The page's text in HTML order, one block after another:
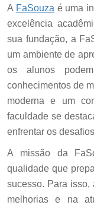
A FaSouza é uma
excelência
sua fundação, a
um ambiente de
os alunos
conhecimentos de
moderna e um
faculdade se
enfrentar os
A missão da
qualidade que
sucesso. Para isso,
melhorias e na